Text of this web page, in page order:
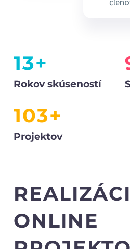
13+
Rokov skúseností
103+
Projektov
ONLINE